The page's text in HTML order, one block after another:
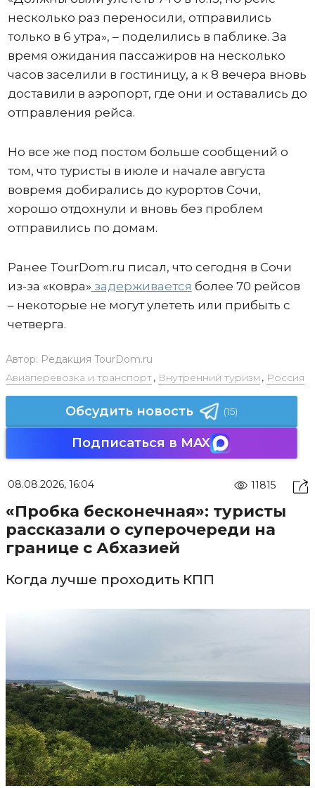
несколько раз переносили, отправились
только в 6 утра», – поделились в паблике. За
время ожидания пассажиров на несколько
часов заселили в гостиницу, а к 8 вечера вновь
доставили в аэропорт, где они и оставались до
отправления рейса.
Но все же под постом больше сообщений о
том, что туристы в июле и начале августа
вовремя добирались до курортов Сочи,
хорошо отдохнули и вновь без проблем
отправились по домам.
Ранее TourDom.ru писал, что сегодня в Сочи
из-за «ковра» задерживается более 70 рейсов
– некоторые не могут улететь или прибыть с
четверга.
Автор: Редакция TourDom.ru
Авиаперевозка и транспорт, Внутренний туризм , Россия
Обсудить новость (15)
Подписаться в MAX
08.08.2026, 16:04 11815
«Пробка бесконечная»: туристы
рассказали о суперочереди на
границе с Абхазией
Когда лучше проходить КПП